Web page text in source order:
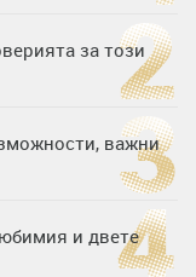
за този
важни
и двете